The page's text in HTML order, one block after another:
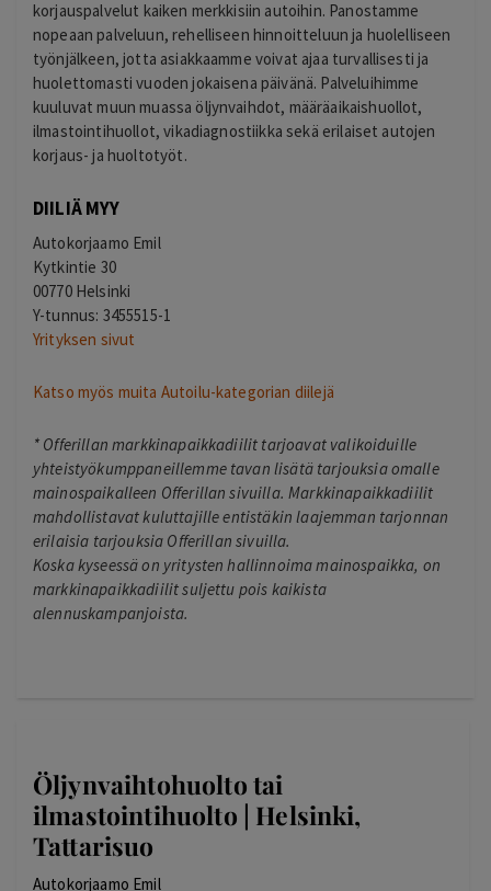
korjauspalvelut kaiken merkkisiin autoihin. Panostamme
nopeaan palveluun, rehelliseen hinnoitteluun ja huolelliseen
työnjälkeen, jotta asiakkaamme voivat ajaa turvallisesti ja
huolettomasti vuoden jokaisena päivänä. Palveluihimme
kuuluvat muun muassa öljynvaihdot, määräaikaishuollot,
ilmastointihuollot, vikadiagnostiikka sekä erilaiset autojen
korjaus- ja huoltotyöt.
DIILIÄ MYY
Autokorjaamo Emil
Kytkintie 30
00770 Helsinki
Y-tunnus: 3455515-1
Yrityksen sivut
Katso myös muita Autoilu-kategorian diilejä
* Offerillan markkinapaikkadiilit tarjoavat valikoiduille
yhteistyökumppaneillemme tavan lisätä tarjouksia omalle
mainospaikalleen Offerillan sivuilla. Markkinapaikkadiilit
mahdollistavat kuluttajille entistäkin laajemman tarjonnan
erilaisia tarjouksia Offerillan sivuilla.
Koska kyseessä on yritysten hallinnoima mainospaikka, on
markkinapaikkadiilit suljettu pois kaikista
alennuskampanjoista.
Öljynvaihtohuolto tai
ilmastointihuolto | Helsinki,
Tattarisuo
Autokorjaamo Emil